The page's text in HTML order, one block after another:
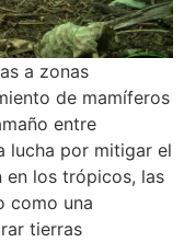
a zonas
de mamíferos
entre
lucha por mitigar el
los trópicos, las
como una
tierras